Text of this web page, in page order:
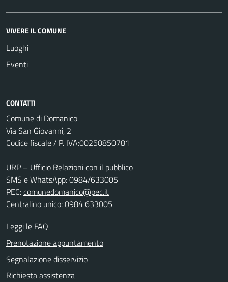
VIVERE IL COMUNE
Luoghi
Eventi
CONTATTI
Comune di Domanico
Via San Giovanni, 2
Codice fiscale / P. IVA:00250850781
URP – Ufficio Relazioni con il pubblico
SMS e WhatsApp: 0984/633005
PEC:comunedomanico@pec.it
Centralino unico: 0984 633005
Leggi le FAQ
Prenotazione appuntamento
Segnalazione disservizio
Richiesta assistenza